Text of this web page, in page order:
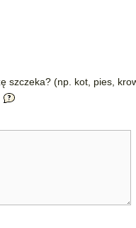
szczeka? (np. kot, pies,